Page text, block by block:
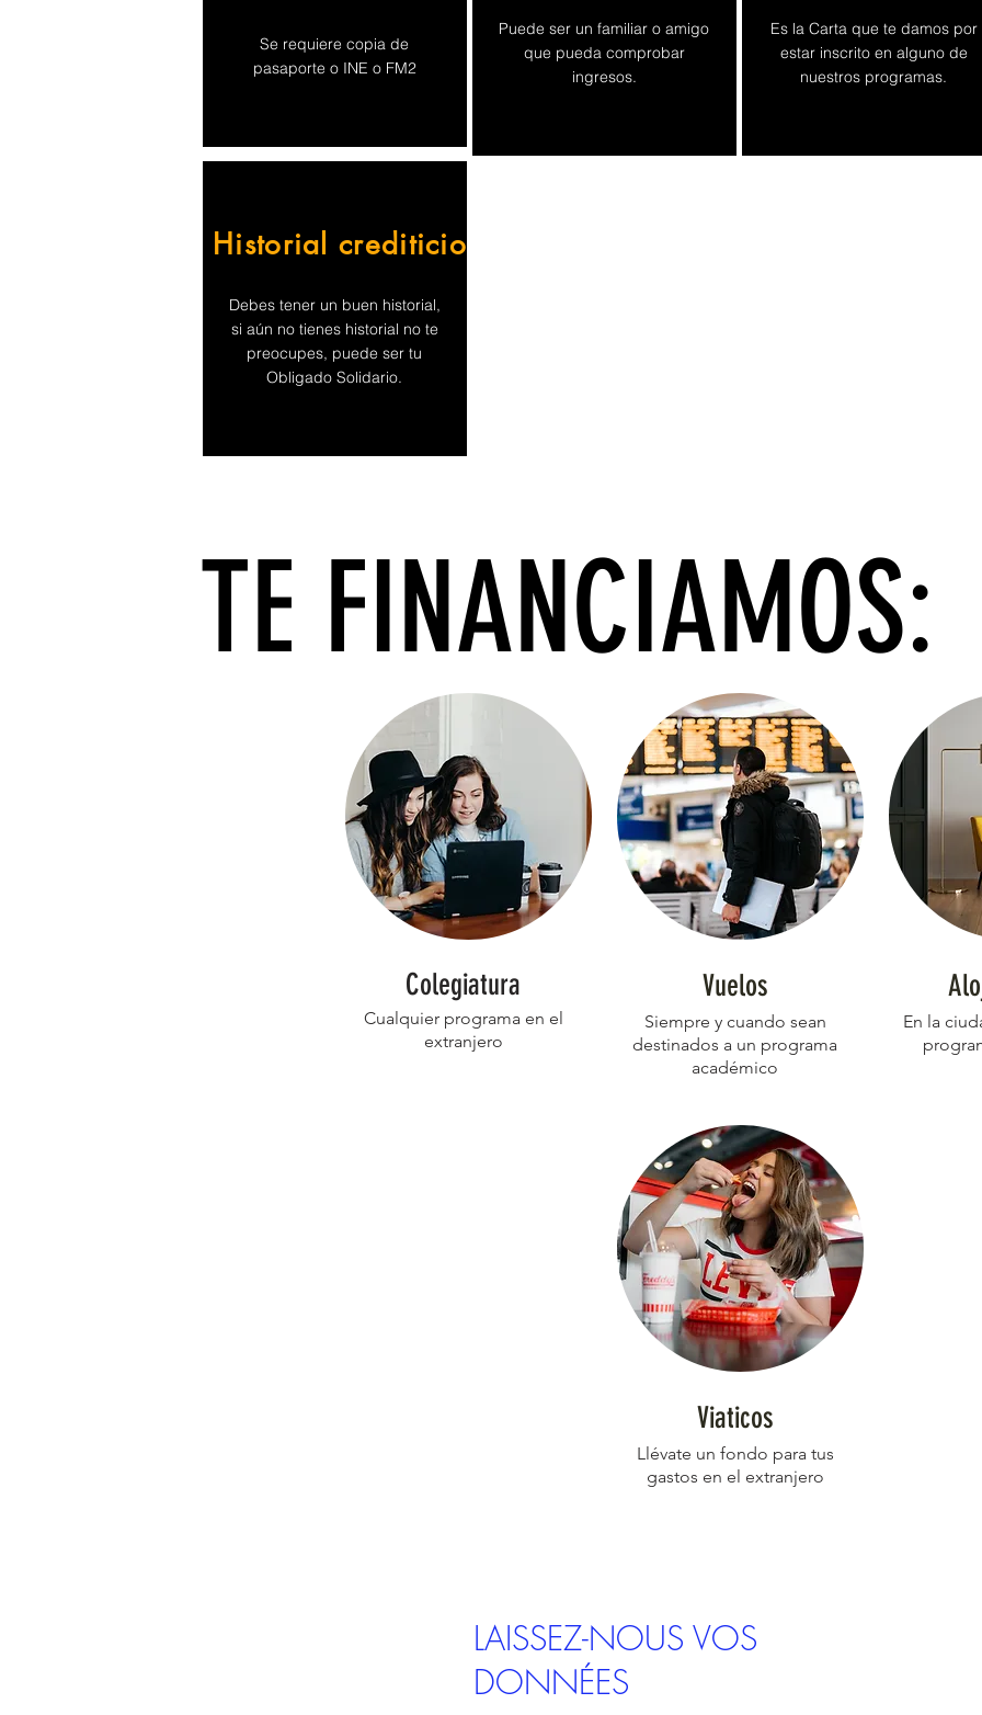
Se requiere copia de
pasaporte o INE o FM2
Puede ser un familiar o amigo
que pueda comprobar
ingresos.
Es la Carta que te damos por
estar inscrito en alguno de
nuestros programas.
Historial crediticio
Debes tener un buen historial,
si aún no tienes historial no te
preocupes, puede ser tu
Obligado Solidario.
TE FINANCIAMOS:
Colegiatura
Cualquier programa en el
extranjero
Vuelos
Siempre y cuando sean
destinados a un programa
académico
En la
Viaticos
Llévate un fondo para tus
gastos en el extranjero
LAISSEZ-NOUS VOS
DONNÉES